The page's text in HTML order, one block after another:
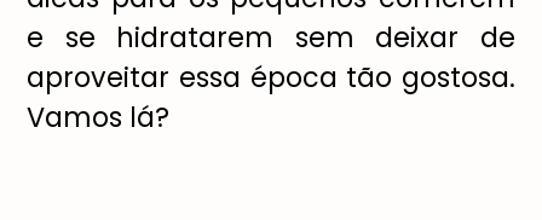
e se hidratarem sem deixar de
aproveitar essa época tão gostosa.
Vamos lá?